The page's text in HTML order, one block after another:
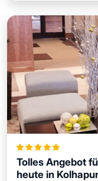
Tolles Angebot
heute in Kolhapur